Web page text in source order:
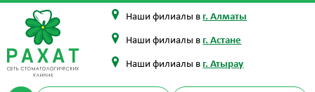
Наши филиалы в г. Алматы
Наши филиалы в г. Астане
Наши филиалы в г. Атырау